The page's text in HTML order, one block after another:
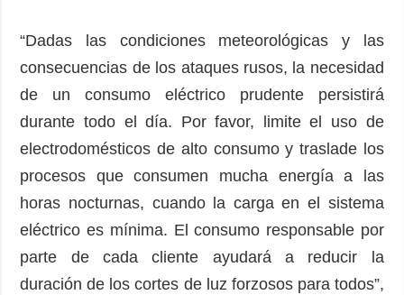
“Dadas las condiciones meteorológicas y las
consecuencias de los ataques rusos, la necesidad
de un consumo eléctrico prudente persistirá
durante todo el día. Por favor, limite el uso de
electrodomésticos de alto consumo y traslade los
procesos que consumen mucha energía a las
horas nocturnas, cuando la carga en el sistema
eléctrico es mínima. El consumo responsable por
parte de cada cliente ayudará a reducir la
duración de los cortes de luz forzosos para todos”,